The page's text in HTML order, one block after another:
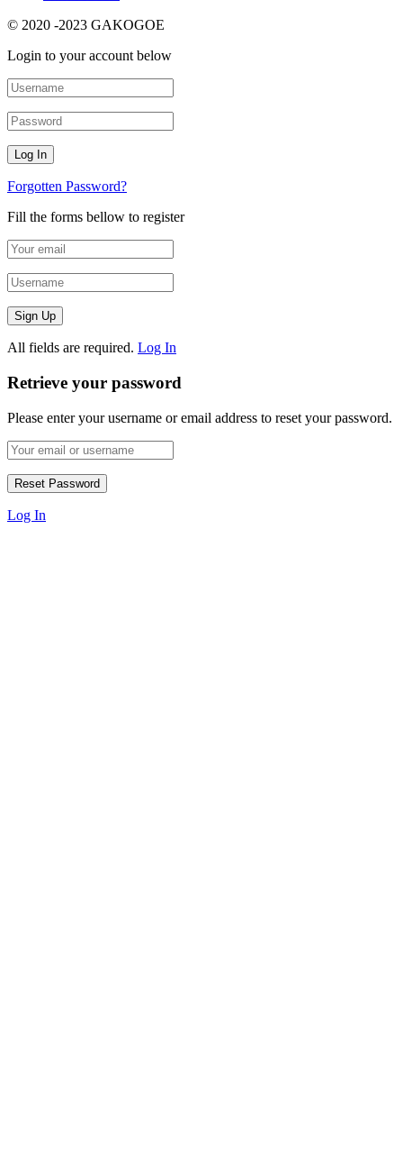
© 2020 -2023 GAKOGOE
Login to your account below
Forgotten Password?
Fill the forms bellow to register
All fields are required. Log In
Retrieve your password
Please enter your username or email address to reset your password.
Log In